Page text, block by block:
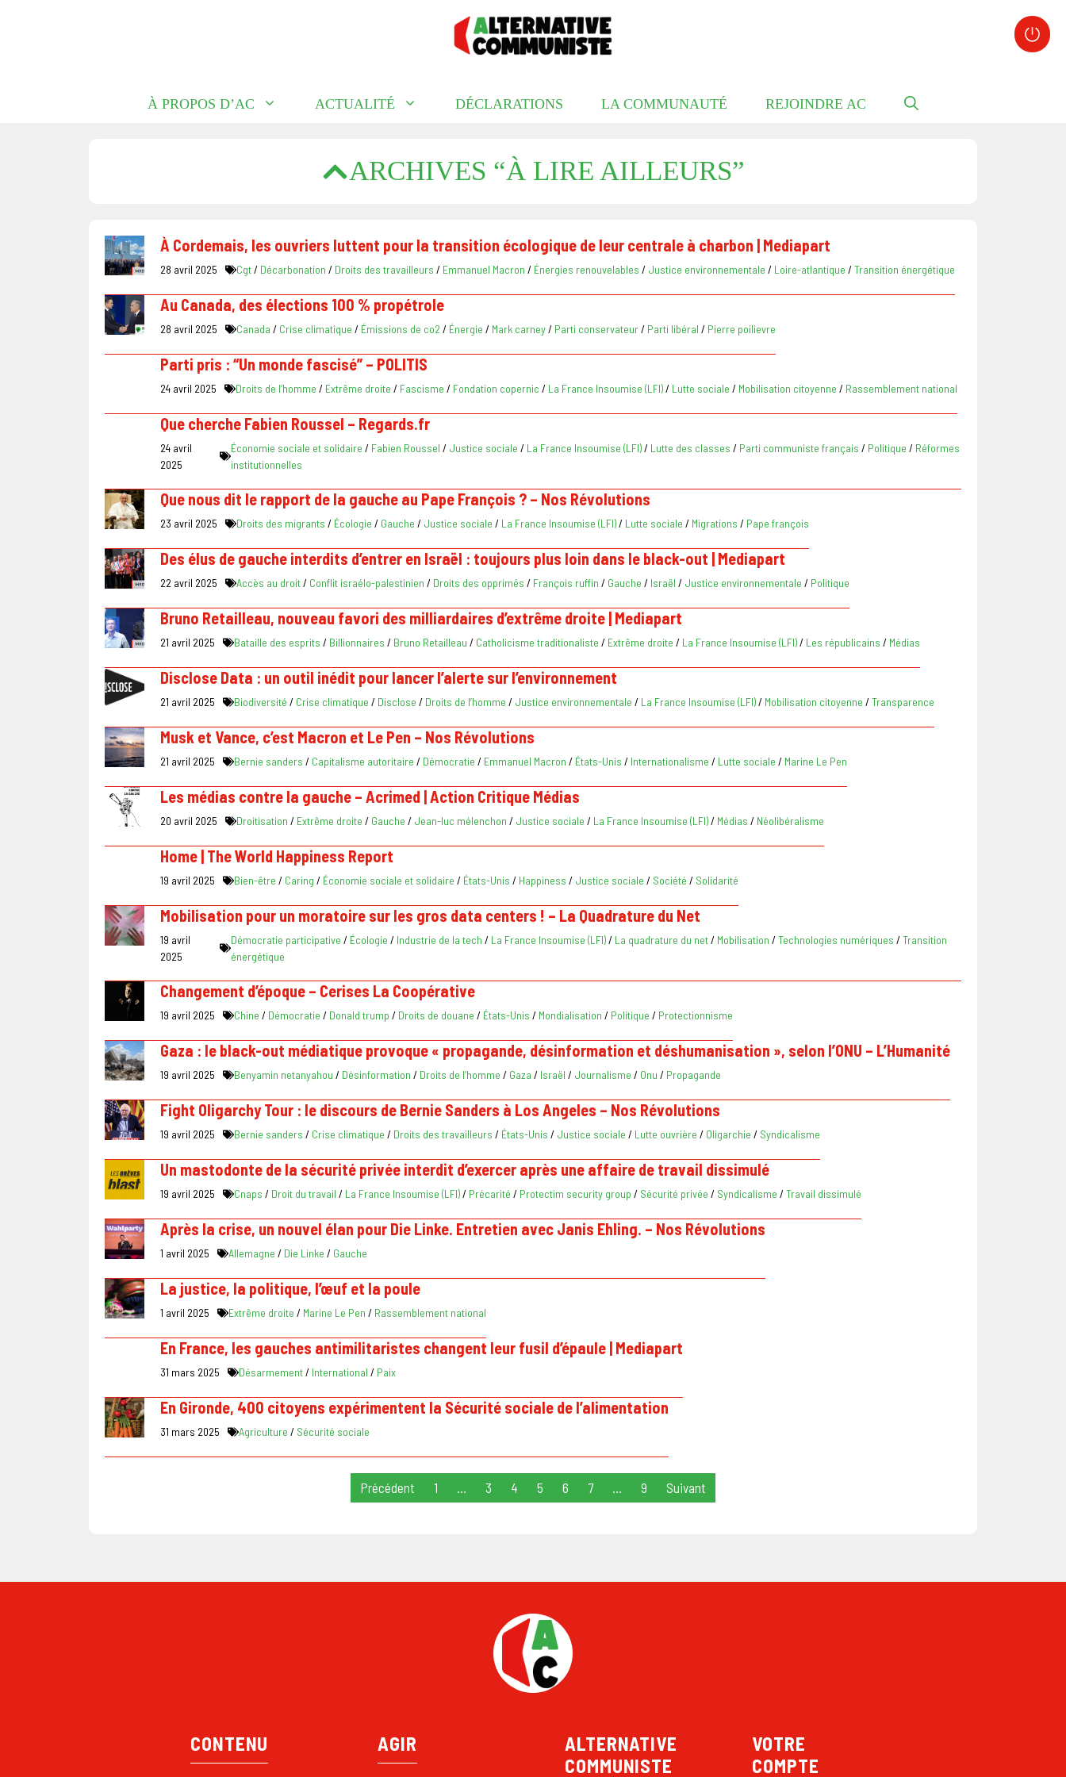
À PROPOS D’AC ACTUALITÉ DÉCLARATIONS LA COMMUNAUTÉ REJOINDRE AC
ARCHIVES “À LIRE AILLEURS”
À Cordemais, les ouvriers luttent pour la transition écologique de leur centrale à charbon | Mediapart
28 avril 2025 Cgt/ Décarbonation / Droits des travailleurs / Emmanuel Macron / Énergies renouvelables / Justice environnementale / Loire-atlantique /Transition énergétique
Au Canada, des élections 100 % propétrole
28 avril 2025 Canada / Crise climatique / Émissions de co2 / Énergie / Mark carney/ Parti conservateur/ Parti libéral / Pierre poilievre
Parti pris : “Un monde fascisé” – POLITIS
24 avril 2025 Droits de l’homme / Extrême droite / Fascisme / Fondation copernic / La France Insoumise (LFI)/ Lutte sociale / Mobilisation citoyenne / Rassemblement national
Que cherche Fabien Roussel – Regards.fr
24 avril
2025
Économie sociale et solidaire / Fabien Roussel / Justice sociale / La France Insoumise (LFI)/ Lutte des classes / Parti communiste français / Politique / Réformes
institutionnelles
Que nous dit le rapport de la gauche au Pape François ? – Nos Révolutions
23 avril 2025 Droits des migrants / Écologie / Gauche / Justice sociale / La France Insoumise (LFI)/ Lutte sociale / Migrations / Pape françois
Des élus de gauche interdits d’entrer en Israël : toujours plus loin dans le black-out | Mediapart
22 avril 2025 Accès au droit/ Conflit israélo-palestinien / Droits des opprimés / François ruffin / Gauche / Israël / Justice environnementale / Politique
Bruno Retailleau, nouveau favori des milliardaires d’extrême droite | Mediapart
21 avril 2025 Bataille des esprits / Billionnaires / Bruno Retailleau / Catholicisme traditionaliste / Extrême droite / La France Insoumise (LFI)/ Les républicains / Médias
Disclose Data : un outil inédit pour lancer l’alerte sur l’environnement
21 avril 2025 Biodiversité / Crise climatique / Disclose / Droits de l’homme / Justice environnementale / La France Insoumise (LFI)/ Mobilisation citoyenne /Transparence
Musk et Vance, c’est Macron et Le Pen – Nos Révolutions
21 avril 2025 Bernie sanders / Capitalisme autoritaire / Démocratie / Emmanuel Macron / États-Unis / Internationalisme / Lutte sociale / Marine Le Pen
Les médias contre la gauche – Acrimed | Action Critique Médias
20 avril 2025 Droitisation / Extrême droite / Gauche / Jean-luc mélenchon / Justice sociale / La France Insoumise (LFI)/ Médias / Néolibéralisme
Home | The World Happiness Report
19 avril 2025 Bien-être / Caring / Économie sociale et solidaire / États-Unis / Happiness / Justice sociale / Société / Solidarité
Mobilisation pour un moratoire sur les gros data centers ! – La Quadrature du Net
19 avril
2025
Démocratie participative / Écologie / Industrie de la tech / La France Insoumise (LFI)/ La quadrature du net/ Mobilisation /Technologies numériques /Transition
énergétique
Changement d’époque – Cerises La Coopérative
19 avril 2025 Chine / Démocratie / Donald trump / Droits de douane / États-Unis / Mondialisation / Politique / Protectionnisme
Gaza : le black-out médiatique provoque « propagande, désinformation et déshumanisation », selon l’ONU – L’Humanité
19 avril 2025 Benyamin netanyahou / Désinformation / Droits de l’homme / Gaza / Israël / Journalisme / Onu / Propagande
Fight Oligarchy Tour : le discours de Bernie Sanders à Los Angeles – Nos Révolutions
19 avril 2025 Bernie sanders / Crise climatique / Droits des travailleurs / États-Unis / Justice sociale / Lutte ouvrière / Oligarchie / Syndicalisme
Un mastodonte de la sécurité privée interdit d’exercer après une affaire de travail dissimulé
19 avril 2025 Cnaps / Droit du travail / La France Insoumise (LFI)/ Précarité / Protectim security group / Sécurité privée / Syndicalisme /Travail dissimulé
Après la crise, un nouvel élan pour Die Linke. Entretien avec Janis Ehling. – Nos Révolutions
1 avril 2025 Allemagne / Die Linke / Gauche
La justice, la politique, l’œuf et la poule
1 avril 2025 Extrême droite / Marine Le Pen / Rassemblement national
En France, les gauches antimilitaristes changent leur fusil d’épaule | Mediapart
31 mars 2025 Désarmement/ International / Paix
En Gironde, 400 citoyens expérimentent la Sécurité sociale de l’alimentation
31 mars 2025 Agriculture / Sécurité sociale
Précédent 1 … 3 4 5 6 7 … 9 Suivant
CONTENU AGIR
ALTERNATIVE
COMMUNISTE
VOTRE
COMPTE